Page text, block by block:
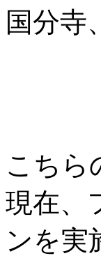
国分寺
こち
現在、
ンを実